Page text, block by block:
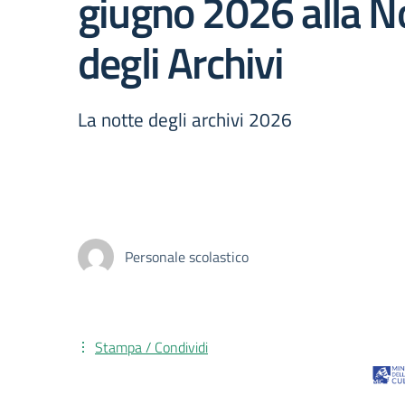
degli Archivi
La notte degli archivi 2026
Personale scolastico
Stampa / Condividi